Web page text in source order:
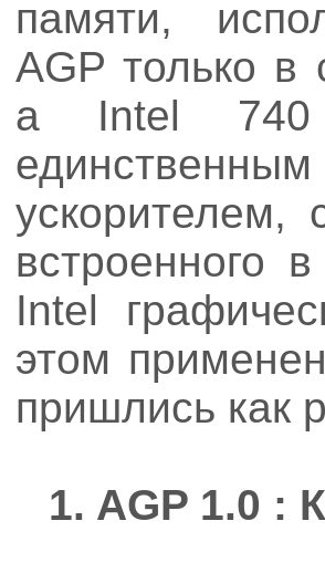
памяти,
AGP только в
а Intel 740
ускорителем,
встроенного
Intel
этом
пришлись как
1. AGP 1.0 :